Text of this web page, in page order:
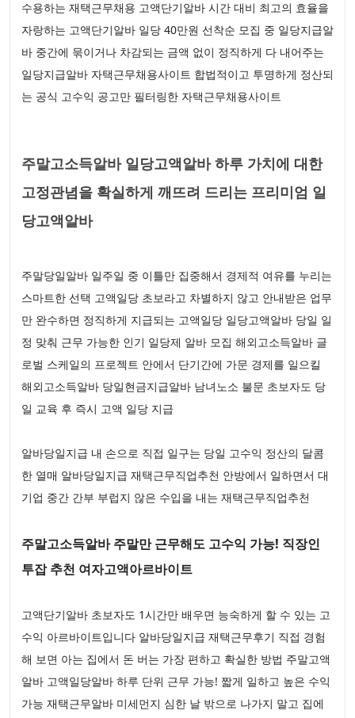
수용하는 재택근무채용 고액단기알바 시간 대비 최고의 효율을
자랑하는 고액단기알바 일당 40만원 선착순 모집 중 일당지급알
바 중간에 묶이거나 차감되는 금액 없이 정직하게 다 내어주는
일당지급알바 자택근무채용사이트 합법적이고 투명하게 정산되
는 공식 고수익 공고만 필터링한 자택근무채용사이트
주말고소득알바 일당고액알바 하루 가치에 대한
고정관념을 확실하게 깨뜨려 드리는 프리미엄 일
당고액알바
주말당일알바 일주일 중 이틀만 집중해서 경제적 여유를 누리는
스마트한 선택 고액일당 초보라고 차별하지 않고 안내받은 업무
만 완수하면 정직하게 지급되는 고액일당 일당고액알바 당일 일
정 맞춰 근무 가능한 인기 일당제 알바 모집 해외고소득알바 글
로벌 스케일의 프로젝트 안에서 단기간에 가문 경제를 일으킬
해외고소득알바 당일현금지급알바 남녀노소 불문 초보자도 당
일 교육 후 즉시 고액 일당 지급
알바당일지급 내 손으로 직접 일구는 당일 고수익 정산의 달콤
한 열매 알바당일지급 재택근무직업추천 안방에서 일하면서 대
기업 중간 간부 부럽지 않은 수입을 내는 재택근무직업추천
주말고소득알바 주말만 근무해도 고수익 가능! 직장인
투잡 추천 여자고액아르바이트
고액단기알바 초보자도 1시간만 배우면 능숙하게 할 수 있는 고
수익 아르바이트입니다 알바당일지급 재택근무후기 직접 경험
해 보면 아는 집에서 돈 버는 가장 편하고 확실한 방법 주말고액
알바 고액일당알바 하루 단위 근무 가능! 짧게 일하고 높은 수익
가능 재택근무알바 미세먼지 심한 날 밖으로 나가지 말고 집에